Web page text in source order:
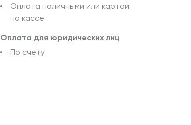
Оплата наличными или картой
на кассе
Оплата для юридических лиц
По счету